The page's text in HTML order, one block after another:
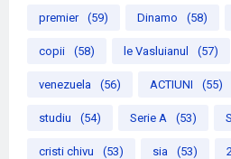
premier (59) Dinamo (58)
copii (58) le Vasluianul (57)
venezuela (56) ACTIUNI (55)
studiu (54) Serie A (53)
cristi chivu (53) sia (53)